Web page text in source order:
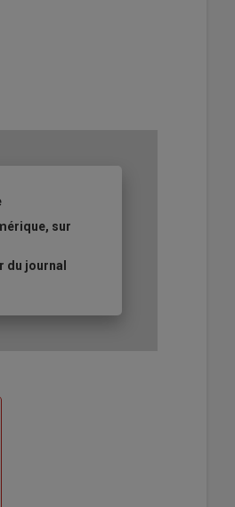
sur
du journal